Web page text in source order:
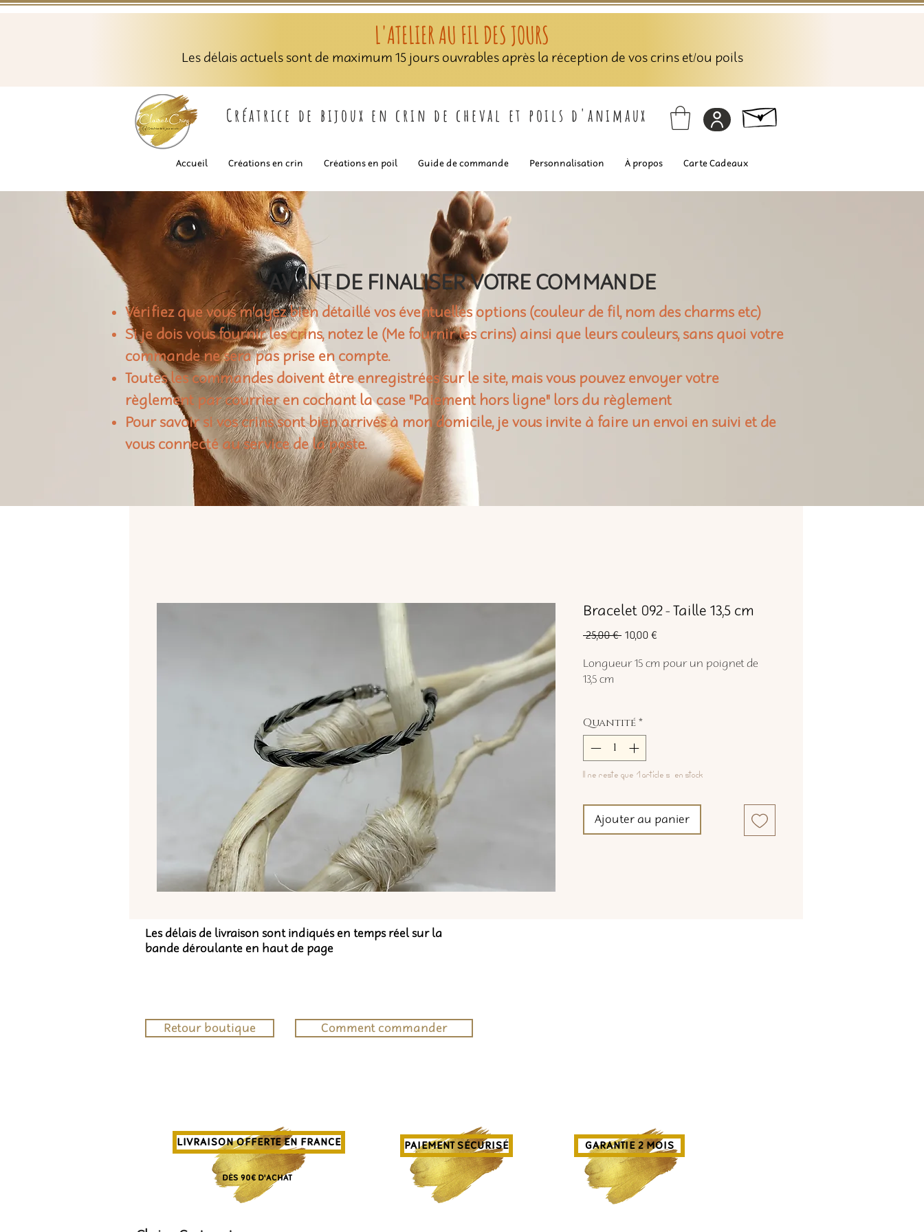
L'ATELIER AU FIL DES JOURS
Les délais actuels sont de maximum 15 jours ouvrables après la réception de vos crins et/ou poils
Créatrice de bijoux en crin de cheval et poils d'animaux
Accueil Créations en crin Créations en poil Guide de commande Personnalisation À propos Carte Cadeaux
AVANT DE FINALISER VOTRE COMMANDE
Vérifiez que vous m'ayez bien détaillé vos éventuelles options (couleur de fil, nom des charms etc)
Si je dois vous fournir les crins, notez le (Me fournir les crins) ainsi que leurs couleurs, sans quoi votre
commande ne sera pas prise en compte.
Toutes les commandes doivent être enregistrées sur le site, mais vous pouvez envoyer votre
règlement par courrier en cochant la case "Paiement hors ligne" lors du règlement
Pour savoir si vos crins sont bien arrivés à mon domicile, je vous invite à faire un envoi en suivi et de
vous connecté au service de la poste.
Bracelet 092 - Taille 13,5 cm
25,00 € Prix
10,00 €
Longueur 15 cm pour un poignet de
13,5 cm
Quantité*
Il ne reste que 1 article(s) en stock
Ajouter au panier
Les délais de livraison sont indiqués en temps réel sur la
bande déroulante en haut de page
Retour boutique Comment commander
LIVRAISON OFFERTE EN FRANCE
DÈS 90€ D'ACHAT
PAIEMENT SÉCURISÉ GARANTIE 2 MOIS